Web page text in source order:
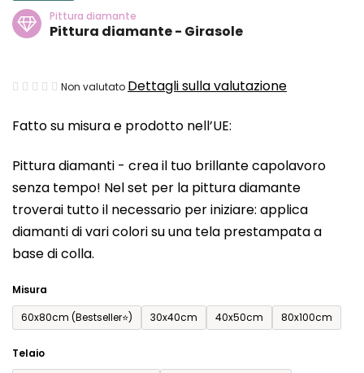
Fatto su misura e prodotto nell’UE:
Pittura diamanti - crea il tuo brillante capolavoro
senza tempo! Nel set per la pittura diamante
troverai tutto il necessario per iniziare: applica
diamanti di vari colori su una tela prestampata a
base di colla.
Misura
60x80cm (Bestseller⭐)
30x40cm 40x50cm 80x100cm
Telaio
Pittura diamante
Pittura diamante - Girasole
La
media
prodotto
è
0,0
su
5
Non valutato Dettagli sulla valutazione